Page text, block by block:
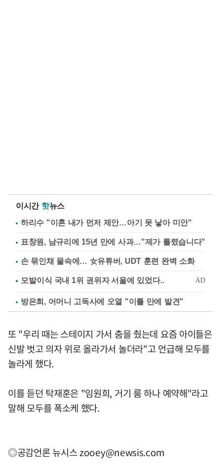
이시간 핫뉴스
하리수 "이혼 내가 먼저 제안…아기 못 낳아 미안"
표창원, 남규리에 15년 만에 사과…"제가 틀렸습니다"
손 묶인채 물속에… 女유튜버, UDT 훈련 완벽 소화
방은희, 어머니 고독사에 오열 "이틀 만에 발견"
또 "우리 때는 스테이지 가서 춤을 췄는데 요즘 아이들은
신발 벗고 의자 위로 올라가서 놀더라"고 언급해 모두를
놀라게 했다.
이를 듣던 탁재훈은 "임원희, 거기 룸 하나 예약해"라고
말해 모두를 폭소케 했다.
◎공감언론 뉴시스zooey@newsis.com